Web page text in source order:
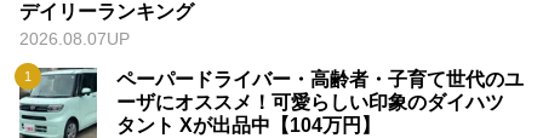
デイリーランキング
2026.08.07UP
ペーパードライバー・高齢者・子育て世代のユ
ーザにオススメ！可愛らしい印象のダイハツ
タント Xが出品中【104万円】